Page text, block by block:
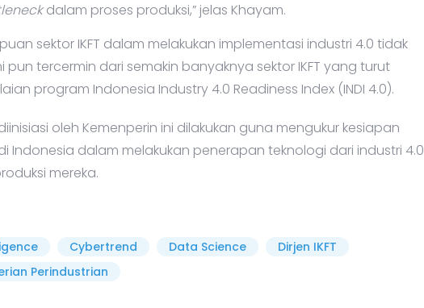
dalam proses produksi,” jelas Khayam.
sektor IKFT dalam melakukan implementasi industri 4.0 tidak
pun tercermin dari semakin banyaknya sektor IKFT yang turut
program Indonesia Industry 4.0 Readiness Index (INDI 4.0).
oleh Kemenperin ini dilakukan guna mengukur kesiapan
Indonesia dalam melakukan penerapan teknologi dari industri 4.0
mereka.
Cybertrend Data Science
Dirjen IKFT
Perindustrian